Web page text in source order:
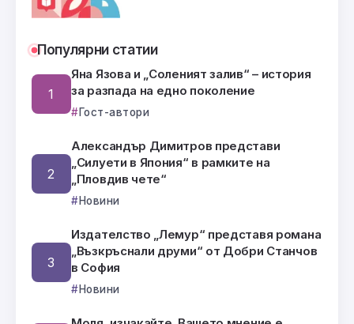
Популярни статии
Яна Язова и „Соленият залив“ – история
за разпада на едно поколение
Гост-автори
Александър Димитров представи
„Силуети в Япония“ в рамките на
„Пловдив чете“
Новини
Издателство „Лемур“ представя романа
„Възкръснали друми“ от Добри Станчов
в София
Новини